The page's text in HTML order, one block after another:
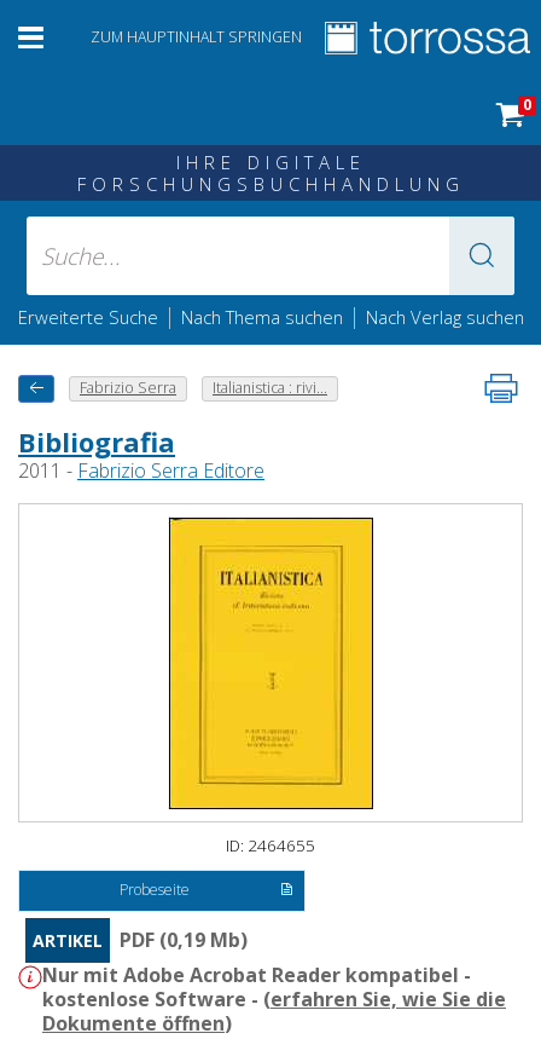
ZUM HAUPTINHALT SPRINGEN
0
IHRE DIGITALE
FORSCHUNGSBUCHHANDLUNG
Erweiterte Suche | Nach Thema suchen | Nach Verlag suchen
Fabrizio Serra Italianistica : rivi...
Bibliografia
2011 - Fabrizio Serra Editore
ID: 2464655
Probeseite
ARTIKEL
PDF (0,19 Mb)
Nur mit Adobe Acrobat Reader kompatibel -
kostenlose Software - (erfahren Sie, wie Sie die
Dokumente öffnen)